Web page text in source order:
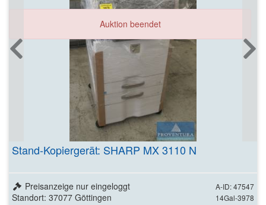
Auktion beendet
Stand-Kopiergerät: SHARP MX 3110 N
A-ID: 47547
14Gal-3978
Preisanzeige nur eingeloggt
Standort: 37077 Göttingen